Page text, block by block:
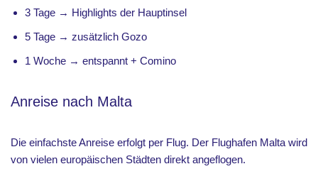
3 Tage → Highlights der Hauptinsel
5 Tage → zusätzlich Gozo
1 Woche → entspannt + Comino
Anreise nach Malta
Die einfachste Anreise erfolgt per Flug. Der Flughafen Malta wird
von vielen europäischen Städten direkt angeflogen.